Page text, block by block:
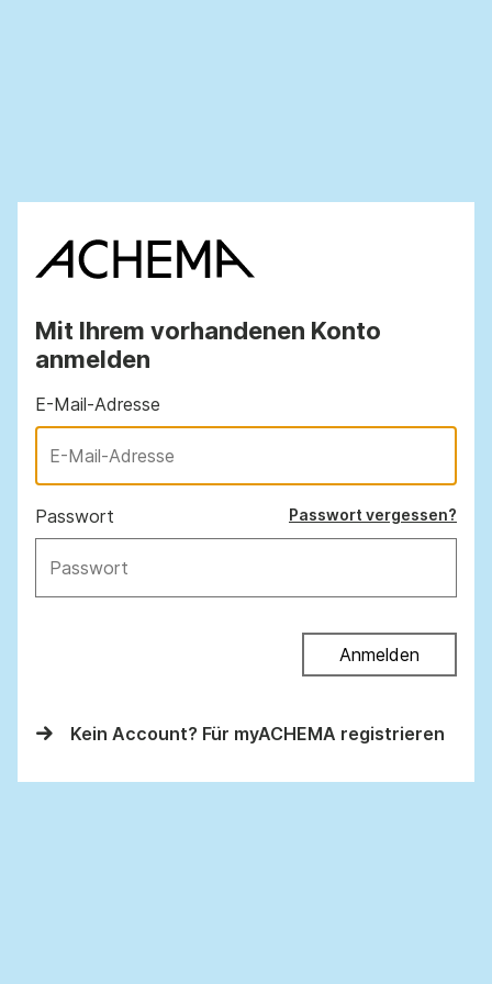
Mit Ihrem vorhandenen Konto
anmelden
E-Mail-Adresse
Passwort Passwort vergessen?
Anmelden
Kein Account? Für myACHEMA registrieren